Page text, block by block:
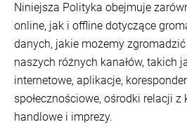
Niniejsza Polityka obejmuje
online, jak i offline dotyczące
danych, jakie możemy
naszych różnych kanałów, takich
internetowe, aplikacje,
społecznościowe, ośrodki relacji z
handlowe i imprezy.